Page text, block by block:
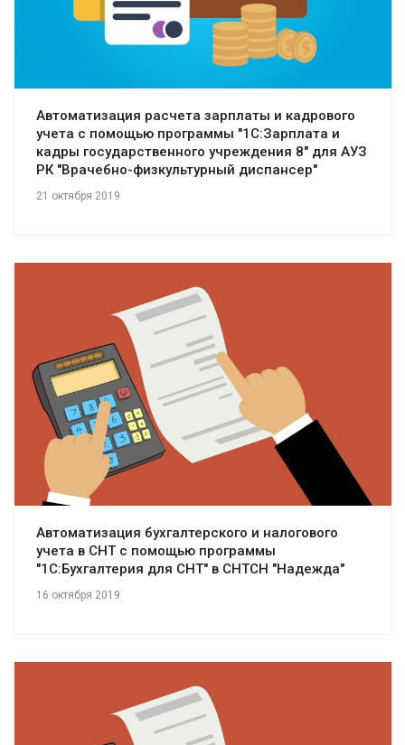
Автоматизация расчета зарплаты и кадрового
учета с помощью программы "1С:Зарплата и
кадры государственного учреждения 8" для АУЗ
РК "Врачебно-физкультурный диспансер"
21 октября 2019
Смотреть проект
Автоматизация бухгалтерского и налогового
учета в СНТ с помощью программы
"1С:Бухгалтерия для СНТ" в СНТСН "Надежда"
16 октября 2019